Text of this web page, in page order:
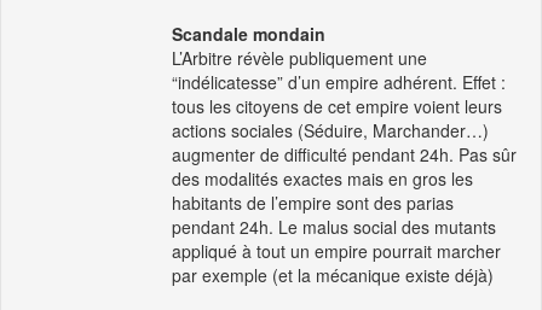
Scandale mondain
L’Arbitre révèle publiquement une
“indélicatesse” d’un empire adhérent. Effet :
tous les citoyens de cet empire voient leurs
actions sociales (Séduire, Marchander…)
augmenter de difficulté pendant 24h. Pas sûr
des modalités exactes mais en gros les
habitants de l’empire sont des parias
pendant 24h. Le malus social des mutants
appliqué à tout un empire pourrait marcher
par exemple (et la mécanique existe déjà)